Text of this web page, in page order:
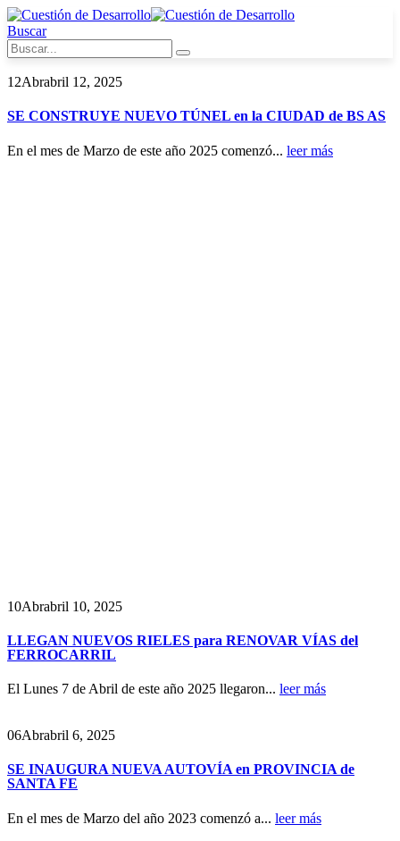
Buscar
12Abrabril 12, 2025
SE CONSTRUYE NUEVO TÚNEL en la CIUDAD de BS AS
En el mes de Marzo de este año 2025 comenzó... leer más
10Abrabril 10, 2025
LLEGAN NUEVOS RIELES para RENOVAR VÍAS del
FERROCARRIL
El Lunes 7 de Abril de este año 2025 llegaron... leer más
06Abrabril 6, 2025
SE INAUGURA NUEVA AUTOVÍA en PROVINCIA de
SANTA FE
En el mes de Marzo del año 2023 comenzó a... leer más